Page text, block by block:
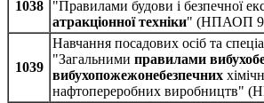
1038
"Правилами будови і безпечної
атракціонної техніки" (НПАОП
1039
Навчання посадових осіб та
"Загальними правилами
вибухопожежонебезпечних
нафтопереробних виробництв"